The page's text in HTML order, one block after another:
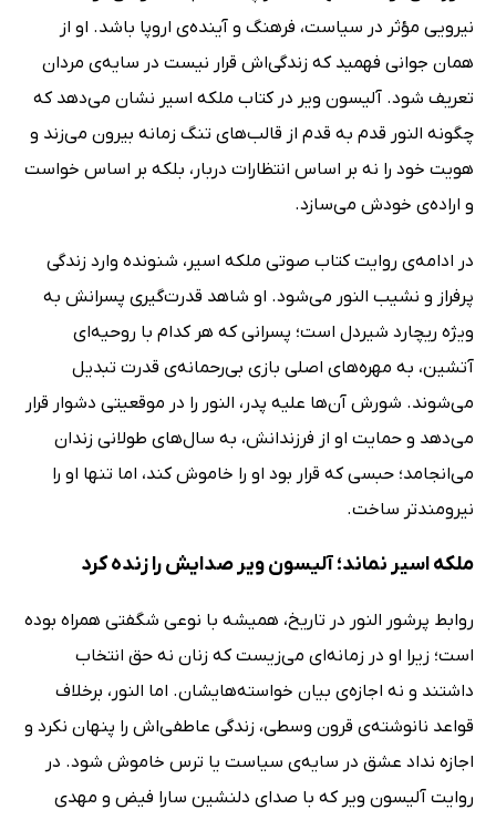
نیرویی مؤثر در سیاست، فرهنگ و آینده‌ی اروپا باشد. او از
همان جوانی فهمید که زندگی‌اش قرار نیست در سایه‌ی مردان
تعریف شود. آلیسون ویر در کتاب ملکه اسیر نشان می‌دهد که
چگونه النور قدم به قدم از قالب‌های تنگ زمانه بیرون می‌زند و
هویت خود را نه بر اساس انتظارات دربار، بلکه بر اساس خواست
و اراده‌ی خودش می‌سازد.
در ادامه‌ی روایت کتاب صوتی ملکه اسیر، شنونده وارد زندگی
پرفراز و نشیب النور می‌شود. او شاهد قدرت‌گیری پسرانش به
ویژه ریچارد شیردل است؛ پسرانی که هر کدام با روحیه‌ای
آتشین، به مهره‌های اصلی بازی بی‌رحمانه‌ی قدرت تبدیل
می‌شوند. شورش آن‌ها علیه پدر، النور را در موقعیتی دشوار قرار
می‌دهد و حمایت او از فرزندانش، به سال‌های طولانی زندان
می‌انجامد؛ حبسی که قرار بود او را خاموش کند، اما تنها او را
نیرومندتر ساخت.
ملکه اسیر نماند؛ آلیسون ویر صدایش را زنده کرد
روابط پرشور النور در تاریخ، همیشه با نوعی شگفتی همراه بوده
است؛ زیرا او در زمانه‌ای می‌زیست که زنان نه حق انتخاب
داشتند و نه اجازه‌ی بیان خواسته‌هایشان. اما النور، برخلاف
قواعد نانوشته‌ی قرون وسطی، زندگی عاطفی‌اش را پنهان نکرد و
اجازه نداد عشق در سایه‌ی سیاست یا ترس خاموش شود. در
روایت آلیسون ویر که با صدای دلنشین سارا فیض و مهدی